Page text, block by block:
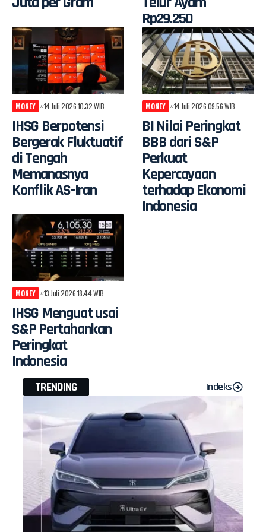
Rp29.250
MONEY 14 Juli 2026 10:32 WIB
IHSG Berpotensi
Bergerak Fluktuatif
di Tengah
Memanasnya
Konflik AS-Iran
MONEY 14 Juli 2026 09:56 WIB
BI Nilai Peringkat
BBB dari S&P
Perkuat
Kepercayaan
terhadap Ekonomi
Indonesia
MONEY 13 Juli 2026 18:44 WIB
IHSG Menguat usai
S&P Pertahankan
Peringkat
Indonesia
TRENDING Indeks